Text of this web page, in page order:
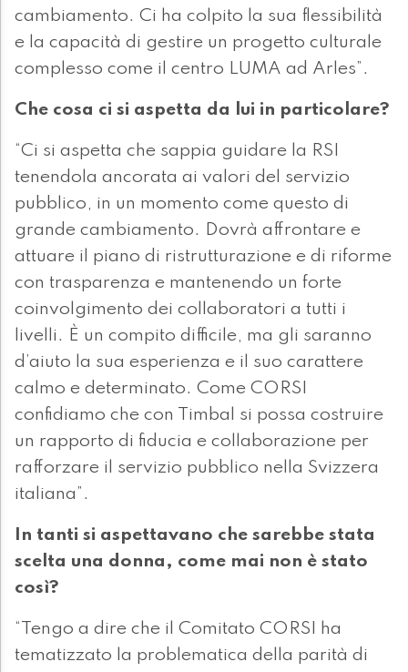
cambiamento. Ci ha colpito la sua flessibilità
e la capacità di gestire un progetto culturale
complesso come il centro LUMA ad Arles”.
Che cosa ci si aspetta da lui in particolare?
“Ci si aspetta che sappia guidare la RSI
tenendola ancorata ai valori del servizio
pubblico, in un momento come questo di
grande cambiamento. Dovrà affrontare e
attuare il piano di ristrutturazione e di riforme
con trasparenza e mantenendo un forte
coinvolgimento dei collaboratori a tutti i
livelli. È un compito difficile, ma gli saranno
d’aiuto la sua esperienza e il suo carattere
calmo e determinato. Come CORSI
confidiamo che con Timbal si possa costruire
un rapporto di fiducia e collaborazione per
rafforzare il servizio pubblico nella Svizzera
italiana”.
In tanti si aspettavano che sarebbe stata
scelta una donna, come mai non è stato
così?
“Tengo a dire che il Comitato CORSI ha
tematizzato la problematica della parità di